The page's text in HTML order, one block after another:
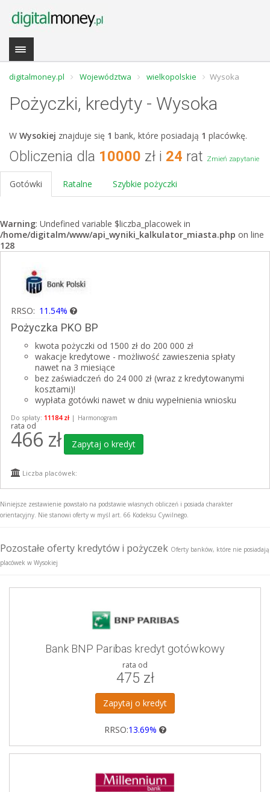
digitalmoney.pl Województwa wielkopolskie Wysoka
Pożyczki, kredyty - Wysoka
W Wysokiej znajduje się 1 bank, które posiadają 1 placówkę.
Obliczenia dla 10000 zł i 24 rat Zmień zapytanie
Gotówki Ratalne Szybkie pożyczki
Warning: Undefined variable $liczba_placowek in
/home/digitalm/www/api_wyniki_kalkulator_miasta.php on line
128
RRSO: 11.54%
Pożyczka PKO BP
kwota pożyczki od 1500 zł do 200 000 zł
wakacje kredytowe - możliwość zawieszenia spłaty
nawet na 3 miesiące
bez zaświadczeń do 24 000 zł (wraz z kredytowanymi
kosztami)!
wypłata gotówki nawet w dniu wypełnienia wniosku
Do spłaty: 11184 zł | Harmonogram
rata od
466 zł Zapytaj o kredyt
Liczba placówek:
Niniejsze zestawienie powstało na podstawie własnych obliczeń i posiada charakter
orientacyjny. Nie stanowi oferty w myśl art. 66 Kodeksu Cywilnego.
Pozostałe oferty kredytów i pożyczek Oferty banków, które nie posiadają
placówek w Wysokiej
Bank BNP Paribas kredyt gotówkowy
rata od
475 zł
Zapytaj o kredyt
RRSO:13.69%